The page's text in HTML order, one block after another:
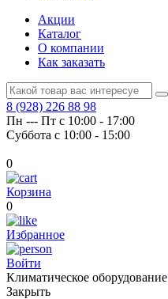
Акции
Каталог
О компании
Как заказать
8 (928) 226 88 98
Пн --- Пт с 10:00 - 17:00
Суббота с 10:00 - 15:00
0
Корзина
0
Избранное
Войти
Климатическое оборудование
Закрыть